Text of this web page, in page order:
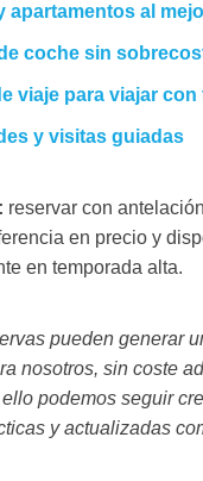
apartamentos al
coche sin
viaje para viajar con
y visitas guiadas
reservar con
en precio y
en temporada alta.
pueden generar
nosotros, sin coste
podemos seguir
y actualizadas